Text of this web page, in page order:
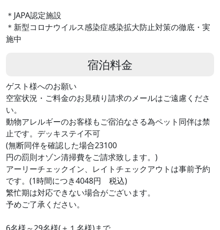
＊JAPA認定施設
＊新型コロナウイルス感染症感染拡大防止対策の徹底・実
施中
宿泊料金
ゲスト様へのお願い
空室状況・ご料金のお見積り請求のメールはご遠慮くださ
い。
動物アレルギーのお客様もご宿泊なさる為ペット同伴は禁
止です。デッキステイ不可
(無断同伴を確認した場合23100
円の罰則オゾン清掃費をご請求致します。)
アーリーチェックイン、レイトチェックアウトは事前予約
です。(1時間につき4048円 税込)
繁忙期は対応できない場合がございます。
予めご了承ください。